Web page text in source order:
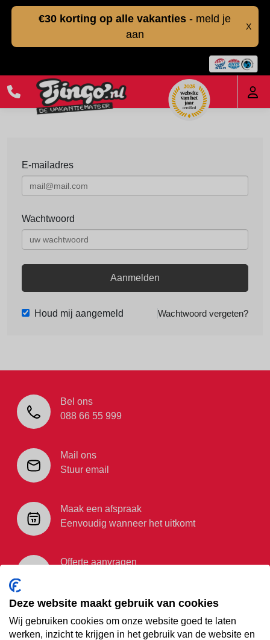
€30 korting op alle vakanties - meld je
aan
X
E-mailadres
Wachtwoord
Aanmelden
Houd mij aangemeld Wachtwoord vergeten?
Bel ons
088 66 55 999
Mail ons
Stuur email
Maak een afspraak
Eenvoudig wanneer het uitkomt
Offerte aanvragen
€35,- korting op je
Deze website maakt gebruik van cookies
Wij gebruiken cookies om onze website goed te laten
werken, inzicht te krijgen in het gebruik van de website en